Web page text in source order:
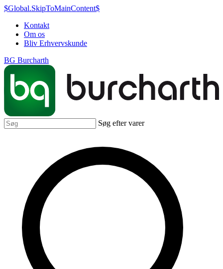
$Global.SkipToMainContent$
Kontakt
Om os
Bliv Erhvervskunde
BG Burcharth
Søg efter varer